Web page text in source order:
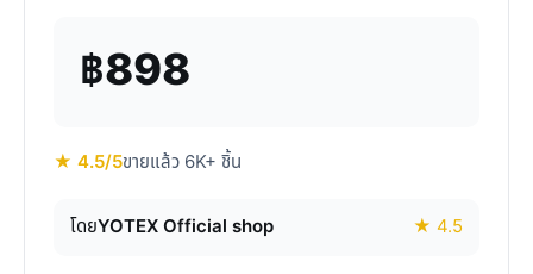
฿898
★ 4.5/5ขายแล้ว 6K+ ชิ้น
โดยYOTEX Official shop ★ 4.5